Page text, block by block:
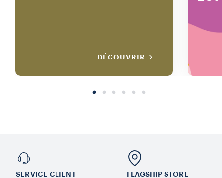
DÉCOUVRIR
SERVICE CLIENT FLAGSHIP STORE